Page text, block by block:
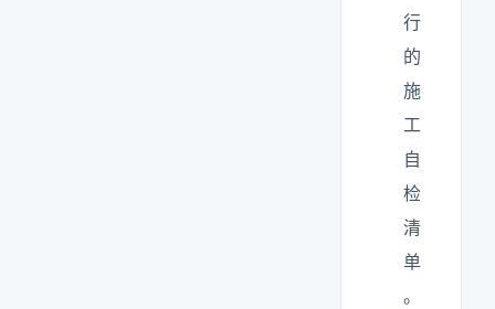
行
的
施
工
自
检
清
单
。